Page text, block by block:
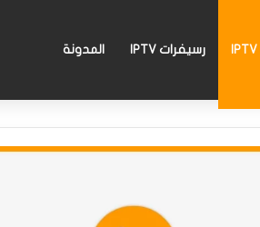
رسيفرات IPTV المدونة